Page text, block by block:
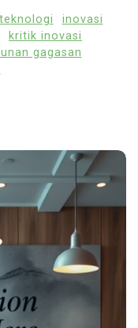
inovasi
kritik inovasi
gagasan